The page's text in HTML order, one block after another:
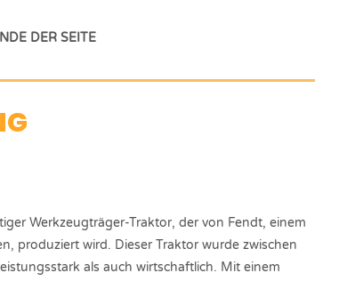
DER SEITE
Werkzeugträger-Traktor, der von Fendt, einem
produziert wird. Dieser Traktor wurde zwischen
als auch wirtschaftlich. Mit einem